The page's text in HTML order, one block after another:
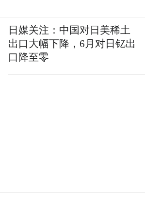
日媒关注：中国对日美稀土
出口大幅下降，6月对日钇出
口降至零